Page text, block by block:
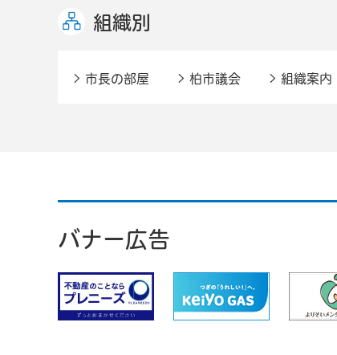
組織別
市長の部屋 柏市議会 組織案内
バナー広告